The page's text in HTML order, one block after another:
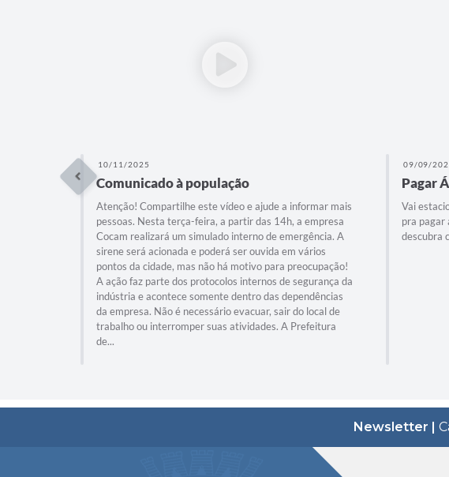
10/11/2025
Comunicado à população
Atenção! Compartilhe este vídeo e ajude a informar mais
pessoas. Nesta terça-feira, a partir das 14h, a empresa
Cocam realizará um simulado interno de emergência. A
sirene será acionada e poderá ser ouvida em vários
pontos da cidade, mas não há motivo para preocupação!
A ação faz parte dos protocolos internos de segurança da
indústria e acontece somente dentro das dependências
da empresa. Não é necessário evacuar, sair do local de
trabalho ou interromper suas atividades. A Prefeitura
de...
09/09/
Pagar
Vai
pra pagar
descubra
Newsletter |